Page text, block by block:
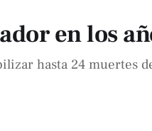
en los
hasta 24 muertes